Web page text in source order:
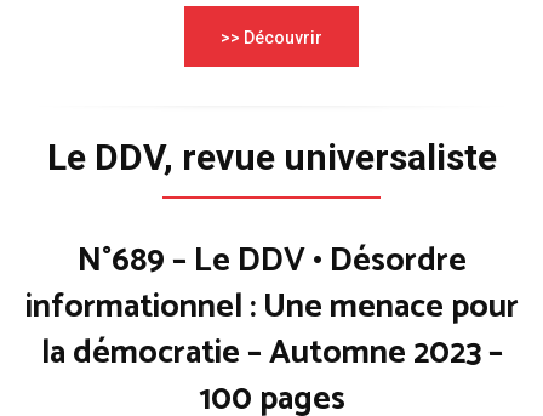
>> Découvrir
Le DDV, revue universaliste
N°689 – Le DDV • Désordre
informationnel : Une menace pour
la démocratie – Automne 2023 –
100 pages